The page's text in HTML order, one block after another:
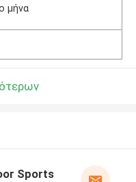
μήνα
Sports